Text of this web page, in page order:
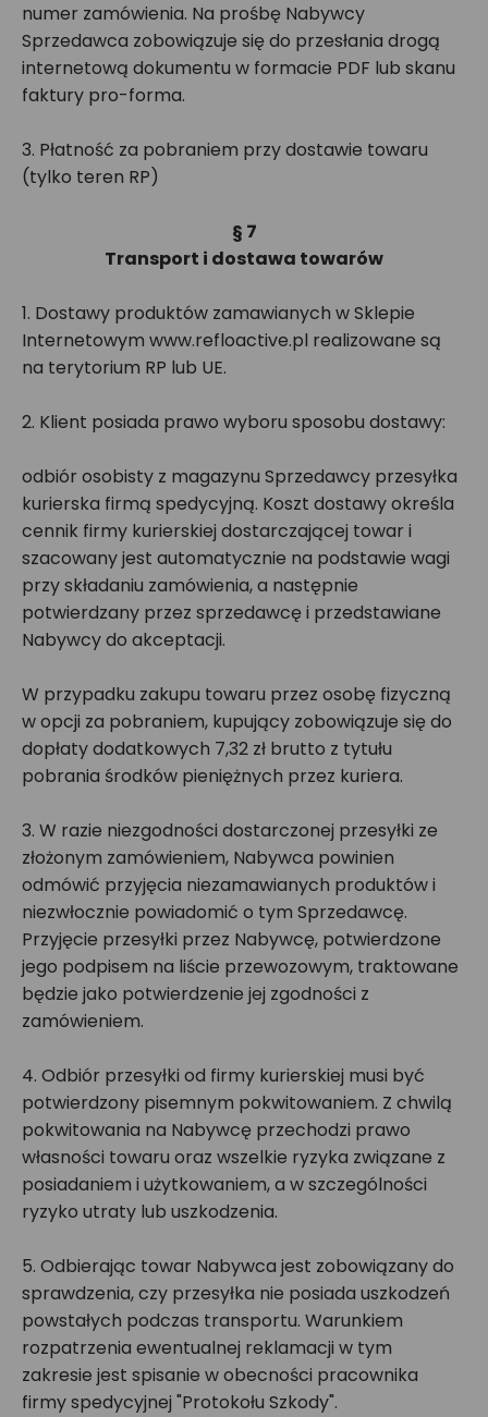
numer zamówienia. Na prośbę Nabywcy
Sprzedawca zobowiązuje się do przesłania drogą
internetową dokumentu w formacie PDF lub skanu
faktury pro-forma.
3. Płatność za pobraniem przy dostawie towaru
(tylko teren RP)
§ 7
Transport i dostawa towarów
1. Dostawy produktów zamawianych w Sklepie
Internetowym www.refloactive.pl realizowane są
na terytorium RP lub UE.
2. Klient posiada prawo wyboru sposobu dostawy:
odbiór osobisty z magazynu Sprzedawcy przesyłka
kurierska firmą spedycyjną. Koszt dostawy określa
cennik firmy kurierskiej dostarczającej towar i
szacowany jest automatycznie na podstawie wagi
przy składaniu zamówienia, a następnie
potwierdzany przez sprzedawcę i przedstawiane
Nabywcy do akceptacji.
W przypadku zakupu towaru przez osobę fizyczną
w opcji za pobraniem, kupujący zobowiązuje się do
dopłaty dodatkowych 7,32 zł brutto z tytułu
pobrania środków pieniężnych przez kuriera.
3. W razie niezgodności dostarczonej przesyłki ze
złożonym zamówieniem, Nabywca powinien
odmówić przyjęcia niezamawianych produktów i
niezwłocznie powiadomić o tym Sprzedawcę.
Przyjęcie przesyłki przez Nabywcę, potwierdzone
jego podpisem na liście przewozowym, traktowane
będzie jako potwierdzenie jej zgodności z
zamówieniem.
4. Odbiór przesyłki od firmy kurierskiej musi być
potwierdzony pisemnym pokwitowaniem. Z chwilą
pokwitowania na Nabywcę przechodzi prawo
własności towaru oraz wszelkie ryzyka związane z
posiadaniem i użytkowaniem, a w szczególności
ryzyko utraty lub uszkodzenia.
5. Odbierając towar Nabywca jest zobowiązany do
sprawdzenia, czy przesyłka nie posiada uszkodzeń
powstałych podczas transportu. Warunkiem
rozpatrzenia ewentualnej reklamacji w tym
zakresie jest spisanie w obecności pracownika
firmy spedycyjnej "Protokołu Szkody".